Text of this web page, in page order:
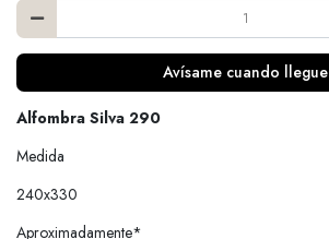
Avísame cuando llegue
Alfombra Silva 290
Medida
240x330
Aproximadamente*